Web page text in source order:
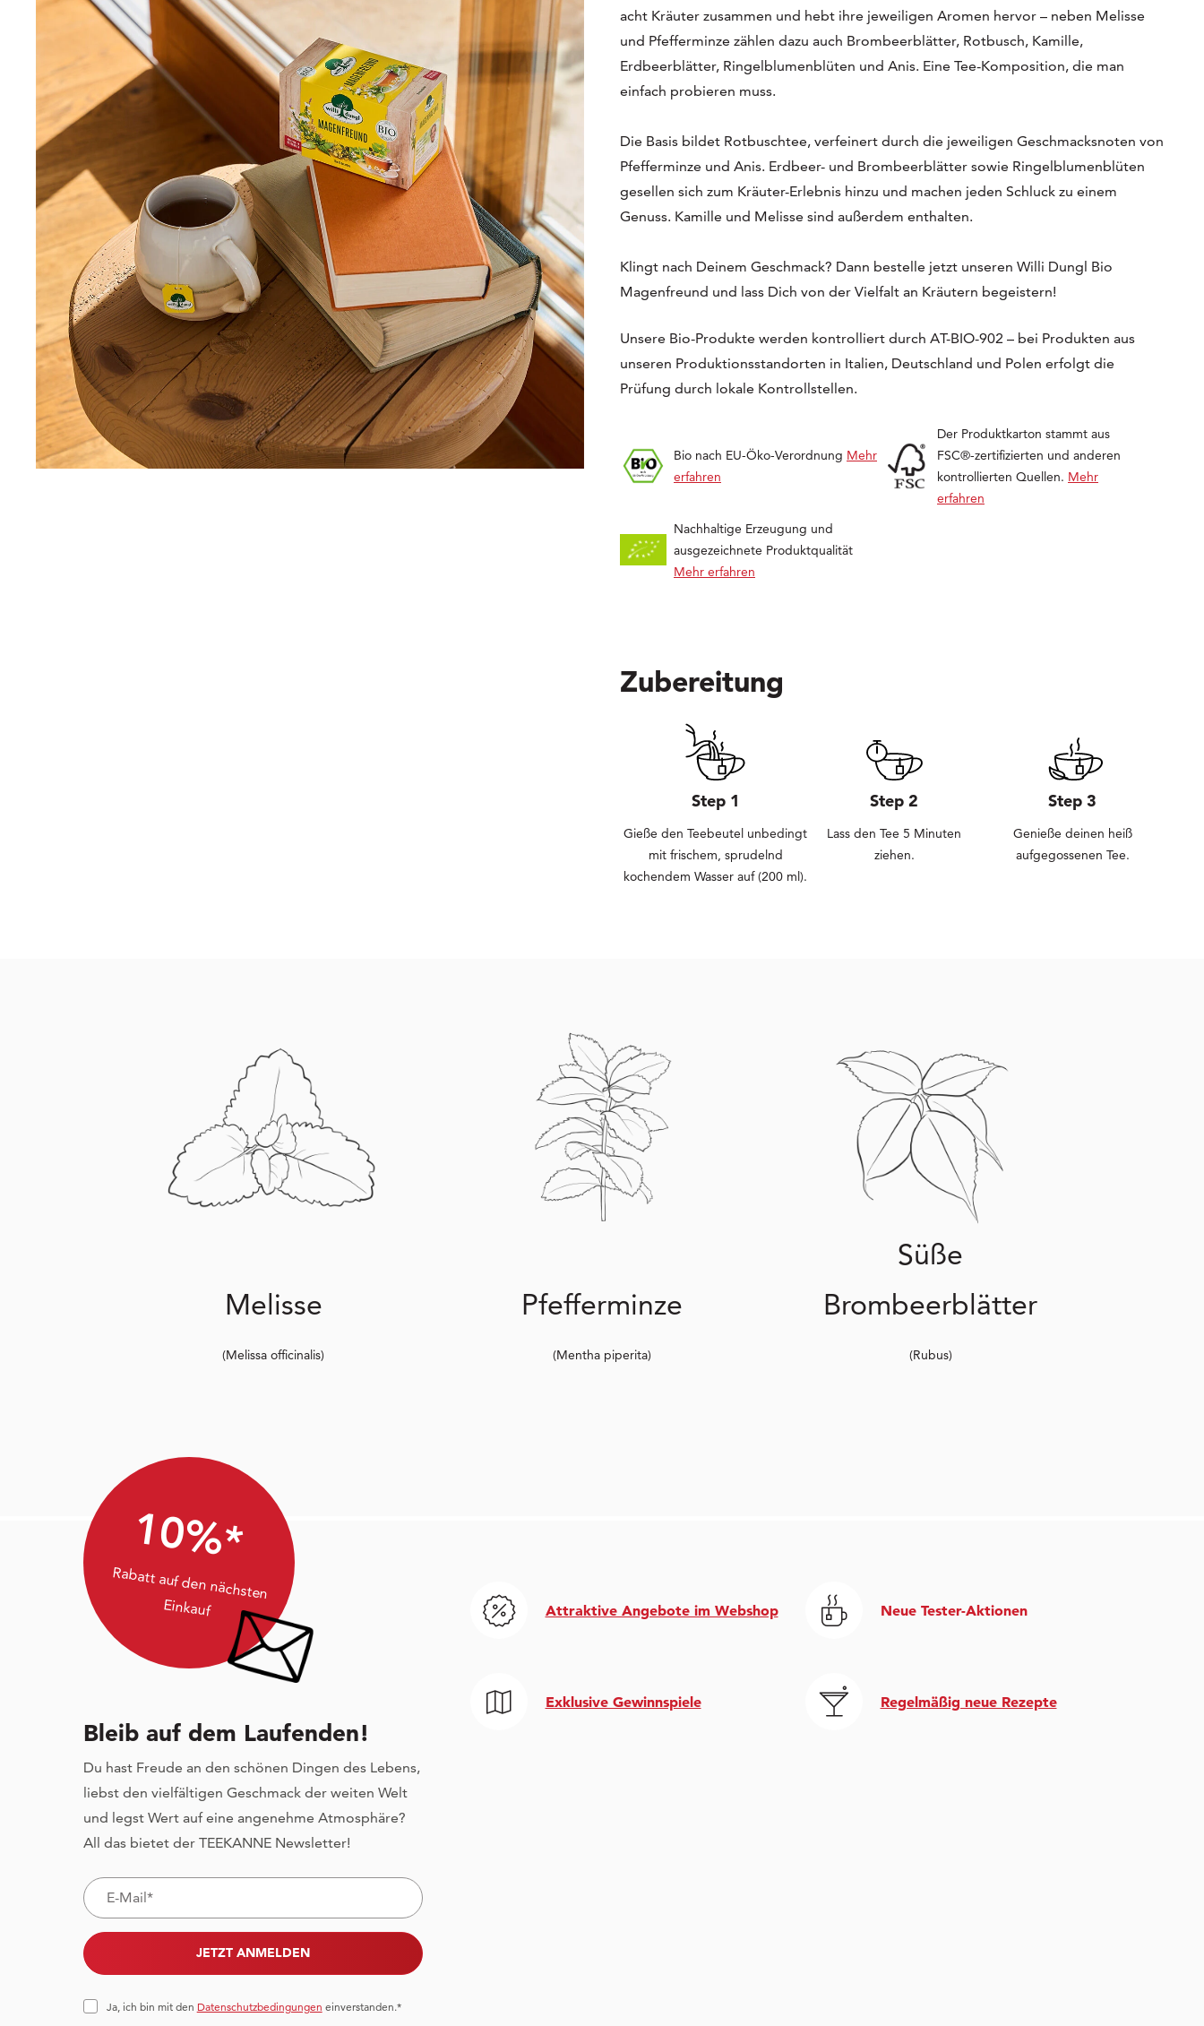
acht Kräuter zusammen und hebt ihre jeweiligen Aromen hervor – neben Melisse
und Pfefferminze zählen dazu auch Brombeerblätter, Rotbusch, Kamille,
Erdbeerblätter, Ringelblumenblüten und Anis. Eine Tee-Komposition, die man
einfach probieren muss.
Die Basis bildet Rotbuschtee, verfeinert durch die jeweiligen Geschmacksnoten von
Pfefferminze und Anis. Erdbeer- und Brombeerblätter sowie Ringelblumenblüten
gesellen sich zum Kräuter-Erlebnis hinzu und machen jeden Schluck zu einem
Genuss. Kamille und Melisse sind außerdem enthalten.
Klingt nach Deinem Geschmack? Dann bestelle jetzt unseren Willi Dungl Bio
Magenfreund und lass Dich von der Vielfalt an Kräutern begeistern!
Unsere Bio-Produkte werden kontrolliert durch AT-BIO-902 – bei Produkten aus
unseren Produktionsstandorten in Italien, Deutschland und Polen erfolgt die
Prüfung durch lokale Kontrollstellen.
Bio nach EU-Öko-Verordnung Mehr
erfahren
Der Produktkarton stammt aus
FSC®-zertifizierten und anderen
kontrollierten Quellen. Mehr
erfahren
Nachhaltige Erzeugung und
ausgezeichnete Produktqualität
Mehr erfahren
Zubereitung
Step 1
Gieße den Teebeutel unbedingt
mit frischem, sprudelnd
kochendem Wasser auf (200 ml).
Step 2
Lass den Tee 5 Minuten
ziehen.
Step 3
Genieße deinen heiß
aufgegossenen Tee.
Melisse
(Melissa officinalis)
Pfefferminze
(Mentha piperita)
Süße
Brombeerblätter
(Rubus)
10%*
Rabatt auf den nächsten
Einkauf
Bleib auf dem Laufenden!
Du hast Freude an den schönen Dingen des Lebens,
liebst den vielfältigen Geschmack der weiten Welt
und legst Wert auf eine angenehme Atmosphäre?
All das bietet der TEEKANNE Newsletter!
JETZT ANMELDEN
Ja, ich bin mit den Datenschutzbedingungen einverstanden.*
Attraktive Angebote im Webshop
Exklusive Gewinnspiele
Neue Tester-Aktionen
Regelmäßig neue Rezepte